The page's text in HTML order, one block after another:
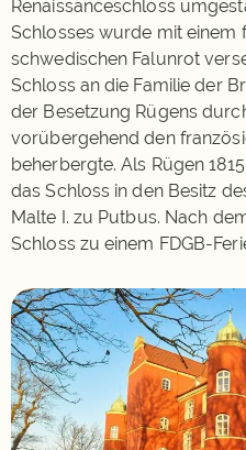
Renaissanceschloss
Schlosses wurde mit einem
schwedischen Falunrot
Schloss an die Familie der
der Besetzung Rügens
vorübergehend den
beherbergte. Als Rügen
das Schloss in den Besitz
Malte I. zu Putbus. Nach
Schloss zu einem FDGB-